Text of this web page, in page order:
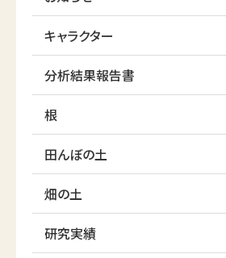
キャラクター
分析結果報告書
根
田んぼの土
畑の土
研究実績